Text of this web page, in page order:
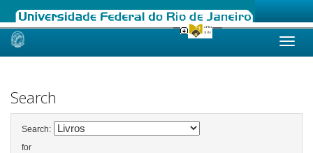
Skip
Search
Search:
for